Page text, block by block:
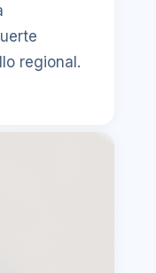
regional.